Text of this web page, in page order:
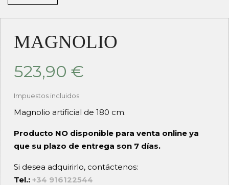
MAGNOLIO
523,90 €
Impuestos incluidos
Magnolio artificial de 180 cm.
Producto NO disponible para venta online ya
que su plazo de entrega son 7 días.
Si desea adquirirlo, contáctenos:
Tel.: +34 916122544